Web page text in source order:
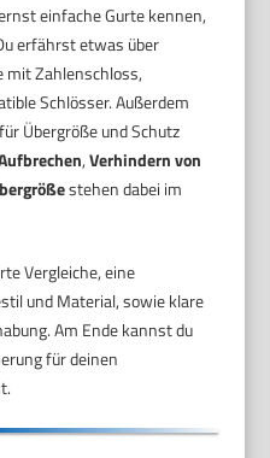
einfache Gurte kennen,
erfährst etwas über
mit Zahlenschloss,
Schlösser. Außerdem
Übergröße und Schutz
,Verhindern von
stehen dabei im
Vergleiche, eine
und Material, sowie klare
Am Ende kannst du
für deinen